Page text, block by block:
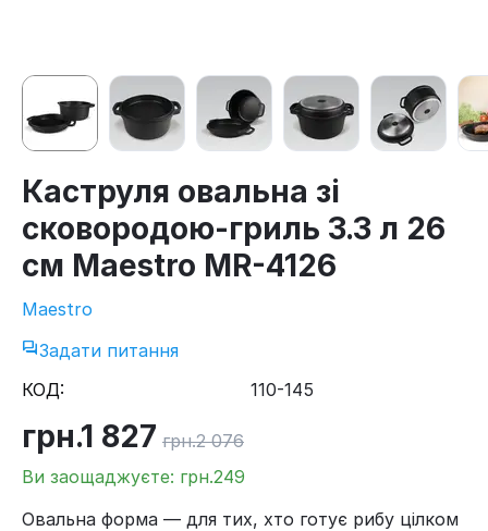
Каструля овальна зі
сковородою-гриль 3.3 л 26
см Maestro MR-4126
Maestro
Задати питання
КОД:
110-145
грн.1 827 грн.2 076
Ви заощаджуєте: грн.249
Овальна форма — для тих, хто готує рибу цілком